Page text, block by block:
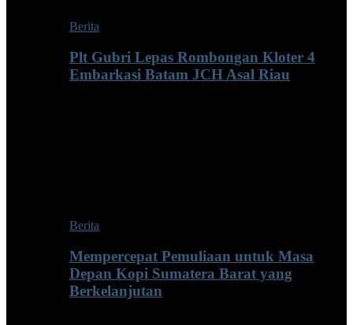
Berita
Plt Gubri Lepas Rombongan Kloter 4
Embarkasi Batam JCH Asal Riau
Berita
Mempercepat Pemuliaan untuk Masa
Depan Kopi Sumatera Barat yang
Berkelanjutan